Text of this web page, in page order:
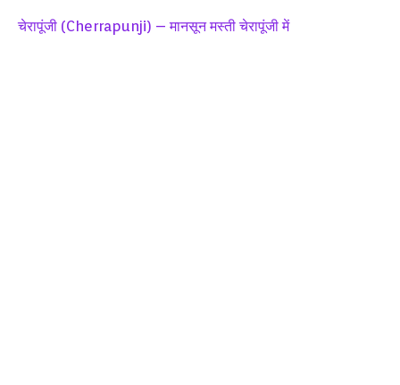
चेरापूंजी (Cherrapunji) – मानसून मस्ती चेरापूंजी में